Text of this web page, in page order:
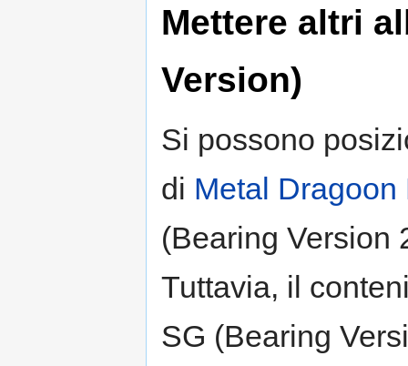
Mettere altri
Version)
Si possono
di Metal
(Bearing Version
Tuttavia, il
SG (Bearing